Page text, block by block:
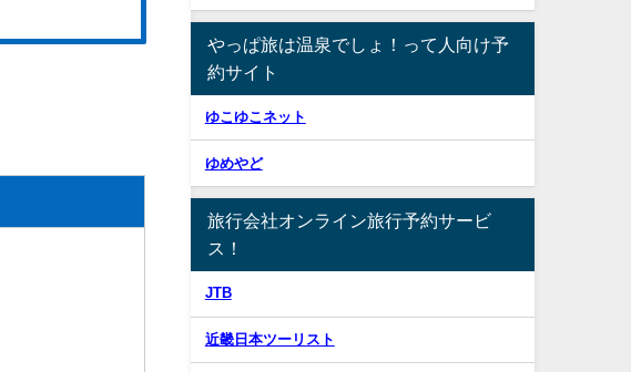
やっぱ旅は温泉でしょ！って人向け予
約サイト
ゆこゆこネット
ゆめやど
旅行会社オンライン旅行予約サービ
ス！
JTB
近畿日本ツーリスト